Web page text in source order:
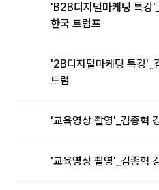
문서자료실
'B2B디지털마케팅 특강
한국 트럼프
'2B디지털마케팅 특강'_
트럼
'교육영상 촬영'_김종혁
'교육영상 촬영'_김종혁